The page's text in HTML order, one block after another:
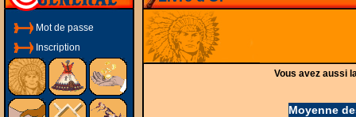
Mot de passe
Inscription
Vous avez aussi
Moyenne